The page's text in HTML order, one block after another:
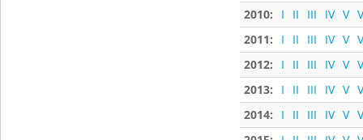
2010:
I II III IV V
2011:
I II III IV V
2012:
I II III IV V
2013:
I II III IV V
2014:
I II III IV V